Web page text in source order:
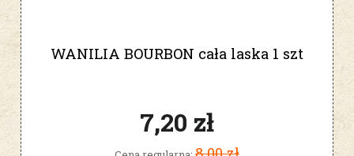
WANILIA BOURBON cała laska 1 szt
7,20 zł